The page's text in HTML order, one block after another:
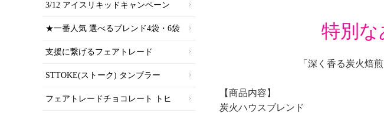
特別
「深く香る炭火焙
【商品内容】
炭火ハウスブレンド
3/12 アイスリキッドキャンペーン
★一番人気 選べるブレンド4袋・6袋
支援に繋げるフェアトレード
STTOKE(ストーク) タンブラー
フェアトレードチョコレート トヒ